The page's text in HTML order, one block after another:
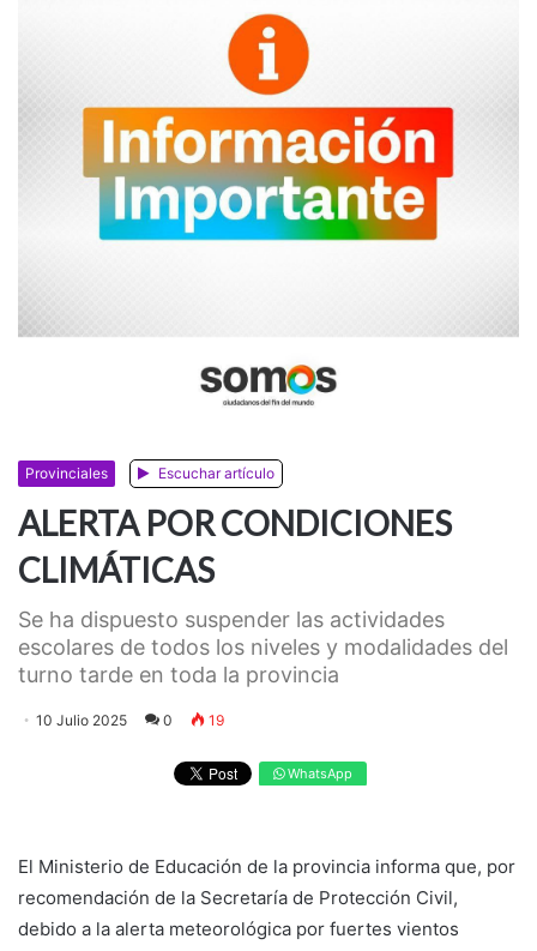
Provinciales Escuchar artículo
ALERTA POR CONDICIONES
CLIMÁTICAS
Se ha dispuesto suspender las actividades
escolares de todos los niveles y modalidades del
turno tarde en toda la provincia
10 Julio 2025 0 19
WhatsApp
El Ministerio de Educación de la provincia informa que, por
recomendación de la Secretaría de Protección Civil,
debido a la alerta meteorológica por fuertes vientos